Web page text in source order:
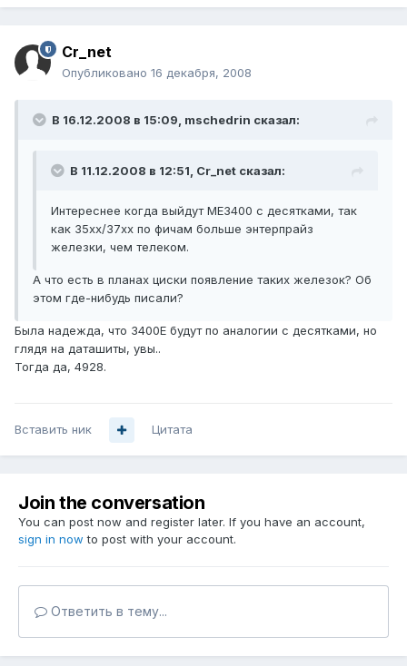
Cr_net
Опубликовано 16 декабря, 2008
В 16.12.2008 в 15:09, mschedrin сказал:
В 11.12.2008 в 12:51, Cr_net сказал:
Интереснее когда выйдут ME3400 c десятками, так
как 35xx/37xx по фичам больше энтерпрайз
железки, чем телеком.
А что есть в планах циски появление таких железок? Об
этом где-нибудь писали?
Была надежда, что 3400E будут по аналогии с десятками, но
глядя на даташиты, увы..
Тогда да, 4928.
Вставить ник Цитата
Join the conversation
You can post now and register later. If you have an account,
sign in now to post with your account.
Ответить в тему...